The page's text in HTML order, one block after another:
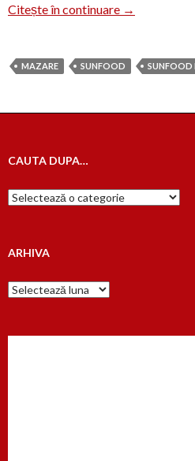
Citește în continuare Mâncare de
→
MAZARE SUNFOOD SUNFOOD
CAUTA DUPA…
Cauta
dupa…
ARHIVA
Arhiva